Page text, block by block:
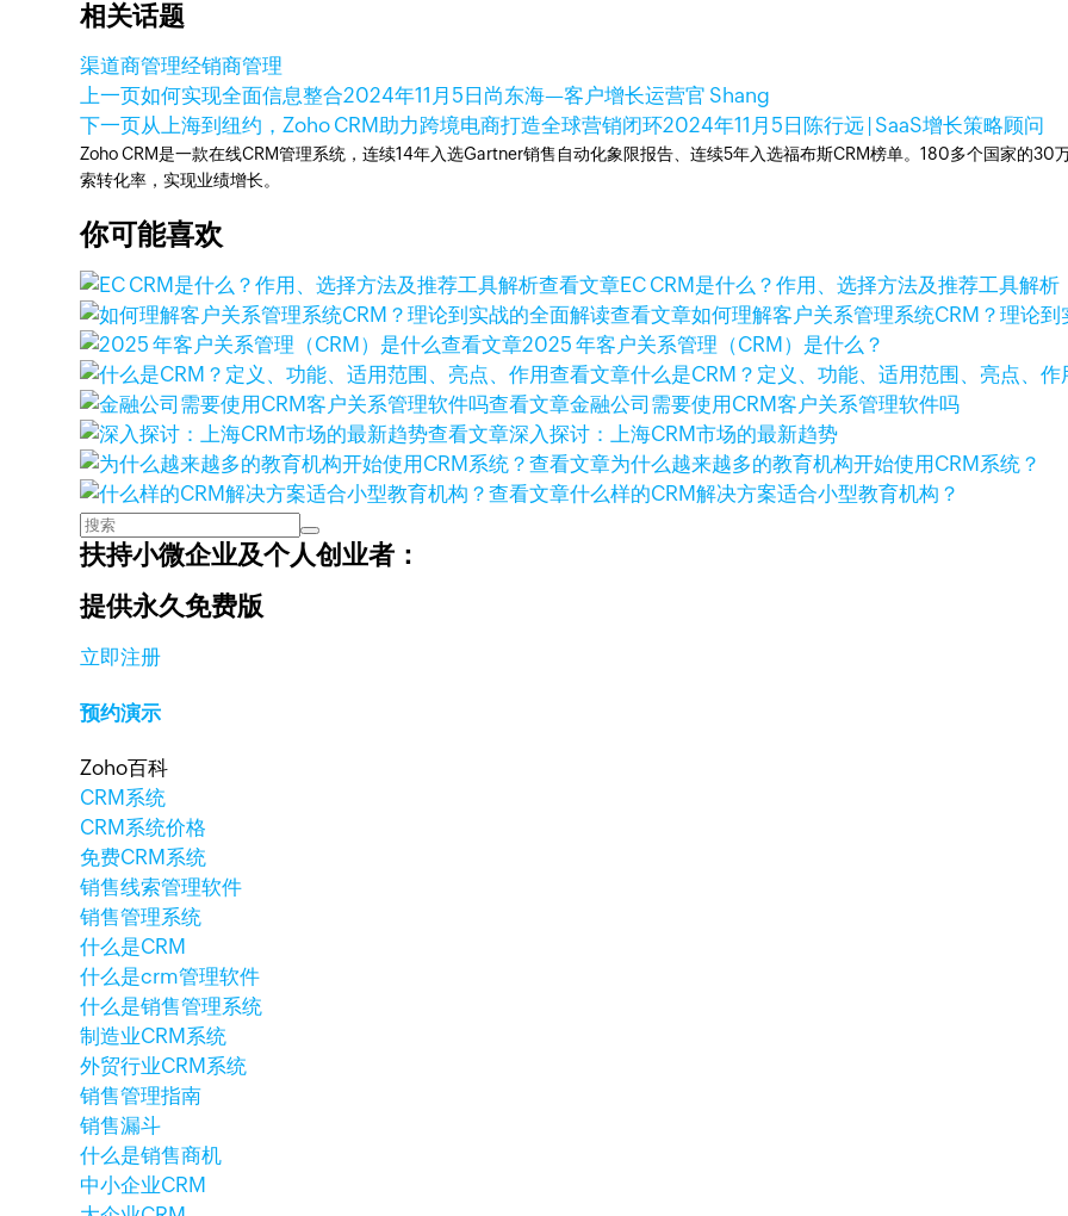
相关话题
渠道商管理经销商管理
上一页如何实现全面信息整合2024年11月5日 尚东海—客户增长运营官 Shang
下一页从上海到纽约，Zoho CRM助力跨境电商打造全球营销闭环2024年11月5日 陈行远 | SaaS增长策略顾问
Zoho CRM是一款在线CRM管理系统，连续14年入选Gartner销售自动化象限报告、连续5年入选福布斯CRM榜单。180多个国家的30
索转化率，实现业绩增长。
你可能喜欢
查看文章EC CRM是什么？作用、选择方法及推荐工具解析
查看文章如何理解客户关系管理系统CRM？理论
查看文章2025 年客户关系管理（CRM）是什么？
查看文章什么是CRM？定义、功能、适用范围、亮点、作
查看文章金融公司需要使用CRM客户关系管理软件吗
查看文章深入探讨：上海CRM市场的最新趋势
查看文章为什么越来越多的教育机构开始使用CRM系统？
查看文章什么样的CRM解决方案适合小型教育机构？
扶持小微企业及个人创业者：
提供永久免费版
立即注册
预约演示
Zoho百科
CRM系统
CRM系统价格
免费CRM系统
销售线索管理软件
销售管理系统
什么是CRM
什么是crm管理软件
什么是销售管理系统
制造业CRM系统
外贸行业CRM系统
销售管理指南
销售漏斗
什么是销售商机
中小企业CRM